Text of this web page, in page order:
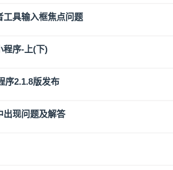
工具输入框焦点问题
程序-上(下)
序2.1.8版发布
出现问题及解答